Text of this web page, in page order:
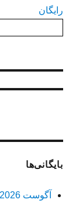
رایگان
بایگانی‌ها
آگوست 2026